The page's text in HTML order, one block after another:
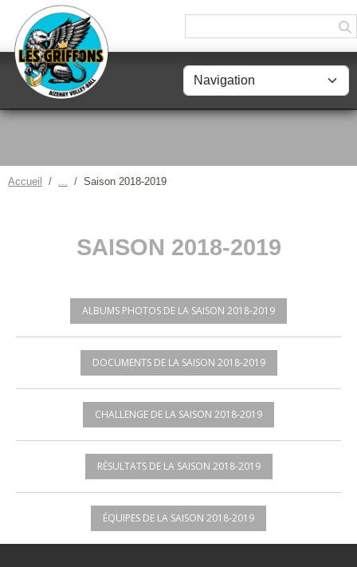
Accueil Saison 2018-2019
SAISON 2018-2019
ALBUMS PHOTOS DE LA SAISON 2018-2019
DOCUMENTS DE LA SAISON 2018-2019
CHALLENGE DE LA SAISON 2018-2019
RÉSULTATS DE LA SAISON 2018-2019
ÉQUIPES DE LA SAISON 2018-2019
Panneau de gestion des cookies